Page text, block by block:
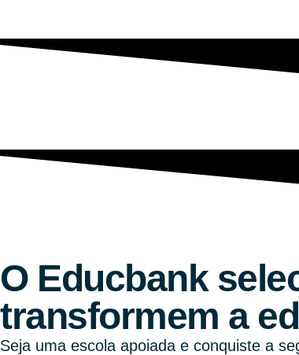
O Educbank
transformem a
Seja uma escola apoiada e conquiste a